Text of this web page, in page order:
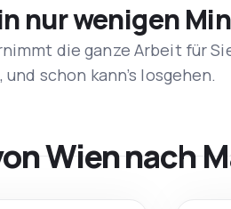
nur wenigen
die ganze Arbeit für
schon kann’s losgehen.
Wien nach